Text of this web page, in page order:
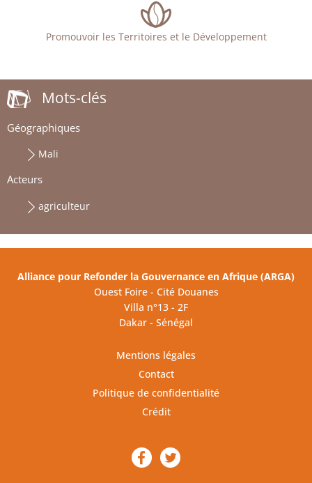
Promouvoir les Territoires et le Développement
Mots-clés
Géographiques
Mali
Acteurs
agriculteur
Alliance pour Refonder la Gouvernance en Afrique (ARGA)
Ouest Foire - Cité Douanes
Villa n°13 - 2F
Dakar - Sénégal
Mentions légales
Contact
Politique de confidentialité
Crédit